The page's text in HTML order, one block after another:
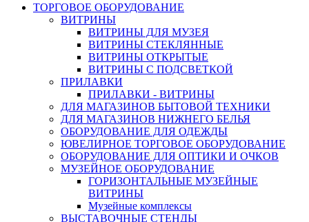
ТОРГОВОЕ ОБОРУДОВАНИЕ
ВИТРИНЫ
ВИТРИНЫ ДЛЯ МУЗЕЯ
ВИТРИНЫ СТЕКЛЯННЫЕ
ВИТРИНЫ ОТКРЫТЫЕ
ВИТРИНЫ С ПОДСВЕТКОЙ
ПРИЛАВКИ
ПРИЛАВКИ - ВИТРИНЫ
ДЛЯ МАГАЗИНОВ БЫТОВОЙ ТЕХНИКИ
ДЛЯ МАГАЗИНОВ НИЖНЕГО БЕЛЬЯ
ОБОРУДОВАНИЕ ДЛЯ ОДЕЖДЫ
ЮВЕЛИРНОЕ ТОРГОВОЕ ОБОРУДОВАНИЕ
ОБОРУДОВАНИЕ ДЛЯ ОПТИКИ И ОЧКОВ
МУЗЕЙНОЕ ОБОРУДОВАНИЕ
ГОРИЗОНТАЛЬНЫЕ МУЗЕЙНЫЕ
ВИТРИНЫ
Музейные комплексы
ВЫСТАВОЧНЫЕ СТЕНДЫ